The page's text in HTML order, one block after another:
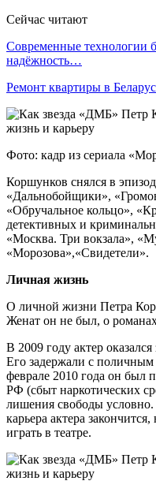
Сейчас читают
Современные технологии
надёжность…
Ремонт квартиры в
Фото: кадр из сериала
Коршунков снялся в
«Дальнобойщики»,
«Обручальное кольцо»,
детективных и
«Москва. Три вокзала»,
«Морозова»,«Свидетели».
Личная жизнь
О личной жизни Петра
Женат он не был, о романах
В 2009 году актер
Его задержали с
феврале 2010 года он был
РФ (сбыт наркотических
лишения свободы
карьера актера
играть в театре.